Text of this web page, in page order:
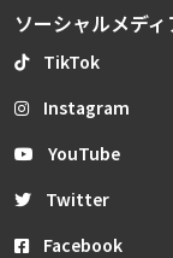
ソーシャルメディ
TikTok
Instagram
YouTube
Twitter
Facebook